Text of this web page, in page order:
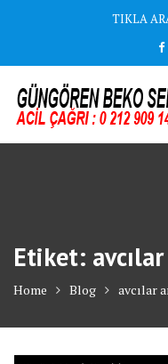
TIKLA
Etiket:
Home Blog avcılar